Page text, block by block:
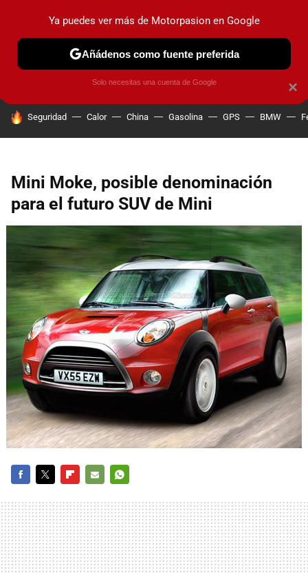
PRUEBAS COCHES ELÉCTRICOS OBSERVATORIO
HOY SE HABLA DE
Seguridad Calor China Gasolina GPS BMW
Mini Moke, posible denominación
para el futuro SUV de Mini
MAIL
×
Ya puedes ver más de Motorpasion en Google
Añádenos como fuente preferida
Solo necesitas una cuenta de Google